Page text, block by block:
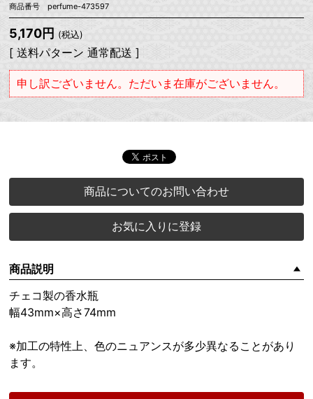
商品番号 perfume-473597
5,170円 (税込)
[ 送料パターン 通常配送 ]
申し訳ございません。ただいま在庫がございません。
商品についてのお問い合わせ
お気に入りに登録
商品説明
チェコ製の香水瓶
幅43mm×高さ74mm
※加工の特性上、色のニュアンスが多少異なることがあり
ます。